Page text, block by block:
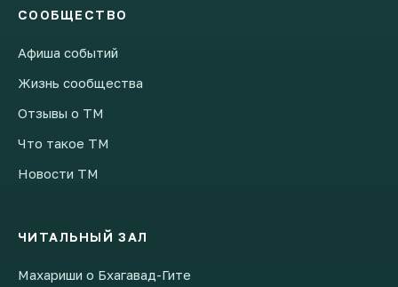
СООБЩЕСТВО
Афиша событий
Жизнь сообщества
Отзывы о ТМ
Что такое ТМ
Новости ТМ
ЧИТАЛЬНЫЙ ЗАЛ
Махариши о Бхагавад-Гите